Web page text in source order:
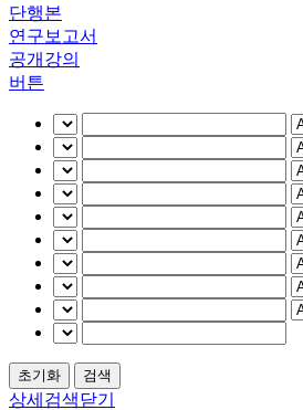
단행본
연구보고서
공개강의
버튼
상세검색닫기